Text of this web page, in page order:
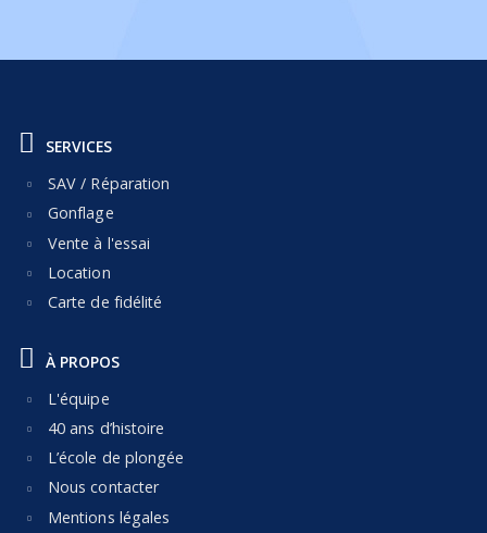
SERVICES
SAV / Réparation
Gonflage
Vente à l'essai
Location
Carte de fidélité
À PROPOS
L'équipe
40 ans d’histoire
L’école de plongée
Nous contacter
Mentions légales